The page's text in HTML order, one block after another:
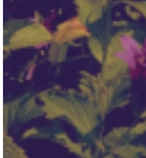
Breed
Campanula latifolia